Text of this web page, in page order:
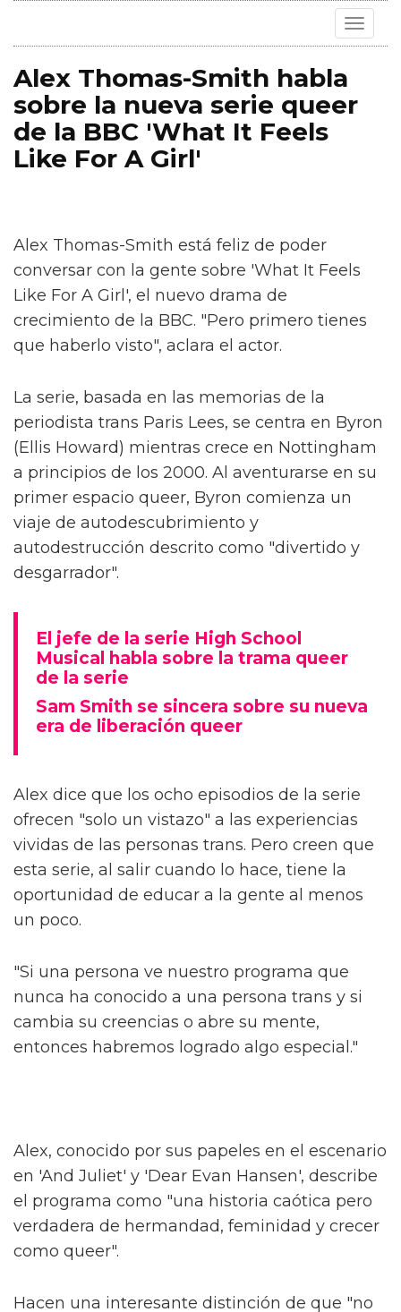
Toggle
Alex Thomas-Smith habla
sobre la nueva serie queer
de la BBC 'What It Feels
Like For A Girl'
Alex Thomas-Smith está feliz de poder
conversar con la gente sobre 'What It Feels
Like For A Girl', el nuevo drama de
que haberlo visto", aclara el actor.
La serie, basada en las memorias de la
periodista trans Paris Lees, se centra en Byron
viaje de autodescubrimiento y
autodestrucción descrito como "divertido y
desgarrador".
El jefe de la serie High School
de la serie